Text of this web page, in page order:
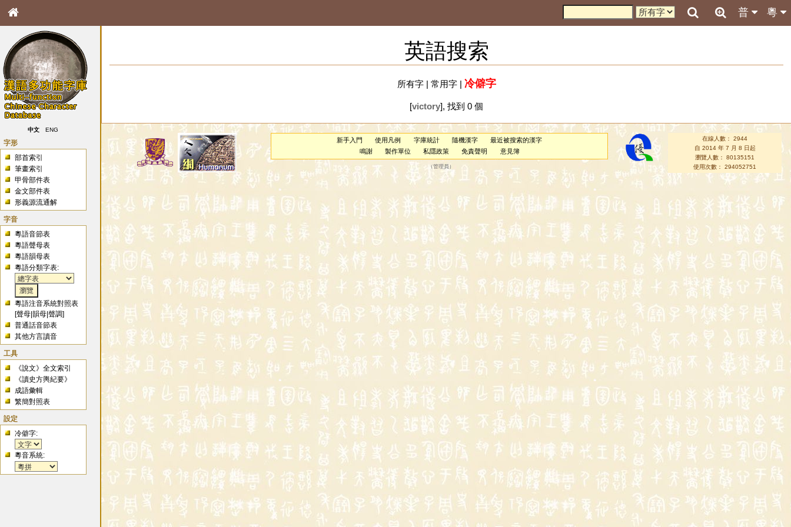
粵
普
中文 ENG
字形
部首索引
筆畫索引
甲骨部件表
金文部件表
形義源流通解
字音
粵語音節表
粵語聲母表
粵語韻母表
粵語分類字表:
粵語注音系統對照表
[聲母 |韻母 |聲調]
普通話音節表
其他方言讀音
工具
《說文》全文索引
《讀史方輿紀要》
成語彙輯
繁簡對照表
設定
冷僻字:
粵音系統:
英語搜索
所有字| 常用字| 冷僻字
[victory], 找到 0 個
新手入門 使用凡例 字庫統計 隨機漢字
最近被搜索的漢字
鳴謝
製作單位 私隱政策 免責聲明 意見簿
（管理員 ）
在線人數： 2944
自 2014 年 7 月 8 日起
瀏覽人數： 80135151
使用次數： 294052751